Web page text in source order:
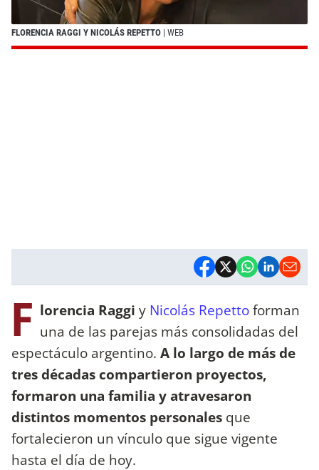
FLORENCIA RAGGI Y NICOLÁS REPETTO | WEB
F lorencia Raggi y Nicolás Repettoforman
una de las parejas más consolidadas del
espectáculo argentino. A lo largo de más de
tres décadas compartieron proyectos,
formaron una familia y atravesaron
distintos momentos personales que
fortalecieron un vínculo que sigue vigente
hasta el día de hoy.